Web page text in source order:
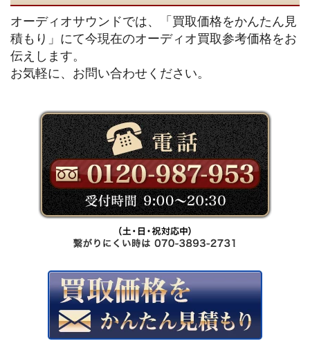
オーディオサウンドでは、「買取価格をかんたん見
積もり」にて今現在のオーディオ買取参考価格をお
伝えします。
お気軽に、お問い合わせください。